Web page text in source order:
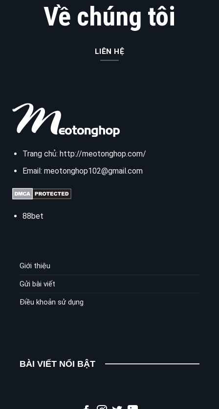
Về chúng tôi
LIÊN HỆ
Trang chủ: http://meotonghop.com/
Email: meotonghop102@gmail.com
88bet
Giới thiệu
Gửi bài viết
Điều khoản sử dụng
BÀI VIẾT NỔI BẬT